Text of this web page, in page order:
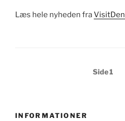
Læs hele nyheden fra
IndlægsinddelingSide1
INFORMATIONER